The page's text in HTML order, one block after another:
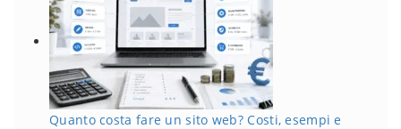
Quanto costa fare un sito web? Costi, esempi e